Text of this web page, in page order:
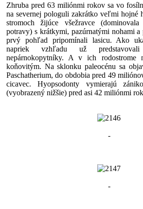
Zhruba pred 63 miliónmi rokov sa vo
na severnej pologuli zakrátko veľmi hojné
stromoch žijúce všežravce
potravy) s krátkymi, pazúrnatými nohami a
prvý pohľad pripomínali lasicu. Ako
napriek vzhľadu už
nepárnokopytníky. A v ich
koňovitým. Na sklonku paleocénu sa
Paschatherium, do obdobia pred 49
cicavec. Hyopsodonty vymierajú
(vyobrazený nižšie) pred asi 42 miliónmi
-
-